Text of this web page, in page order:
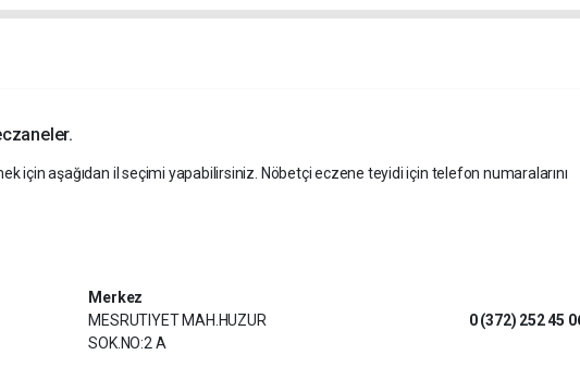
için aşağıdan il seçimi yapabilirsiniz. Nöbetçi eczene teyidi için telefon numaralarını
Merkez
MESRUTIYET MAH.HUZUR
SOK.NO:2 A
0 (372) 252 45